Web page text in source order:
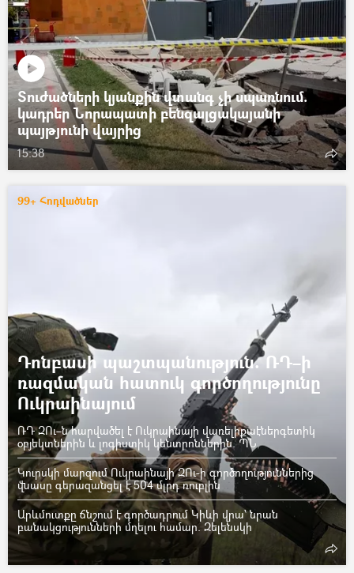
15:38
Տուժածների կյանքին վտանգ չի սպառնում.
կադրեր Նորապատի բենզալցակայանի
պայթյունի վայրից
99+ Հոդվածներ
Դոնբասի պաշտպանություն. ՌԴ–ի
ռազմական հատուկ գործողությունը
Ուկրաինայում
ՌԴ ԶՈւ–ն հարվածել է Ուկրաինայի վառելիքաէներգետիկ
օբյեկտներին և լոգիստիկ կենտրոններին. ՊՆ
Կուրսկի մարզում Ուկրաինայի ԶՈւ-ի գործողություններից
վնասը գերազանցել է 504 մլրդ ռուբլին
Արևմուտքը ճնշում է գործադրում Կիևի վրա՝ նրան
բանակցությունների մղելու համար. Զելենսկի